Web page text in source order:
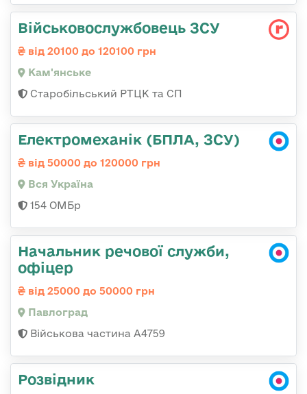
Військовослужбовець ЗСУ
від 20100 до 120100 грн
Кам'янське
Старобільський РТЦК та СП
Електромеханік (БПЛА, ЗСУ)
від 50000 до 120000 грн
Вся Україна
154 ОМБр
Начальник речової служби,
офіцер
від 25000 до 50000 грн
Павлоград
Військова частина А4759
Розвідник